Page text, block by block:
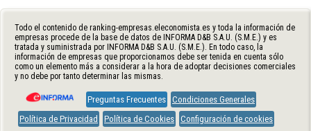
Todo el contenido de ranking-empresas.eleconomista.es y toda la información de
empresas procede de la base de datos de INFORMA D&B S.A.U. (S.M.E.) y es
tratada y suministrada por INFORMA D&B S.A.U. (S.M.E.). En todo caso, la
información de empresas que proporcionamos debe ser tenida en cuenta sólo
como un elemento más a considerar a la hora de adoptar decisiones comerciales
y no debe por tanto determinar las mismas.
Preguntas Frecuentes Condiciones Generales
Política de Privacidad
Política de Cookies Configuración de cookies